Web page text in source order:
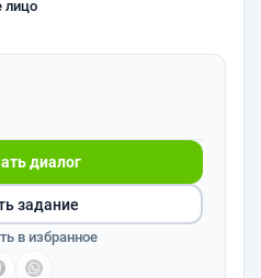
лицо
диалог
задание
в избранное